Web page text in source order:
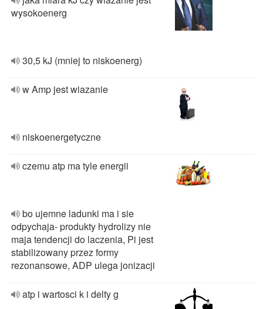
wysokoenerg
30,5 kJ (mniej to niskoenerg)
w Amp jest wiazanie
niskoenergetyczne
czemu atp ma tyle energii
bo ujemne ladunki ma i sie
odpychaja- produkty hydrolizy nie
maja tendencji do laczenia, Pi jest
stabilizowany przez formy
rezonansowe, ADP ulega jonizacji
atp i wartosci k i delty g